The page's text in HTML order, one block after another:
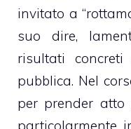
invitato a
suo dire,
risultati concreti
pubblica. Nel
per prender
particolarmente